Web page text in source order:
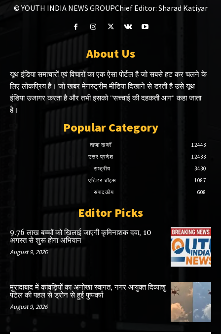
© YOUTH INDIA NEWS GROUPChief Editor: Sharad Katiyar
About Us
यूथ इंडिया समाचारों एवं विचारों का एक ऐसा पोर्टल है जो सबसे हट कर चलने के
लिए लोकप्रिय है। जो खबर मेनस्ट्रीम मीडिया दिखाने से डरती है उसे यूथ
इंडिया उजागर करता है और तभी इसको "सच्चाई की दहकती आग" कहा जाता
है।
Popular Category
ताज़ा खबरें
12443
उत्तर प्रदेश
12433
राष्ट्रीय
3430
एडिटर चॉइस
1087
संपादकीय
608
Editor Picks
9.76 लाख बच्चों को खिलाई जाएगी कृमिनाशक दवा, 10
अगस्त से शुरू होगा अभियान
August 9, 2026
मुरादाबाद में कांवड़ियों का अनोखा स्वागत, नगर आयुक्त दिव्यांशु
पटेल की पहल से ड्रोन से हुई पुष्पवर्षा
August 9, 2026